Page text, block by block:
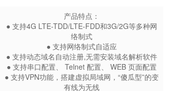
产品特点：
● 支持4G LTE-TDD/LTE-FDD和3G/2G等多种网
络制式
● 支持网络制式自适应
● 支持动态域名自动注册,无需安装域名解析软件
● 支持串口配置、 Telnet 配置、 WEB 页面配置
● 支持VPN功能，搭建虚拟局域网，“傻瓜型”的变
有线为无线